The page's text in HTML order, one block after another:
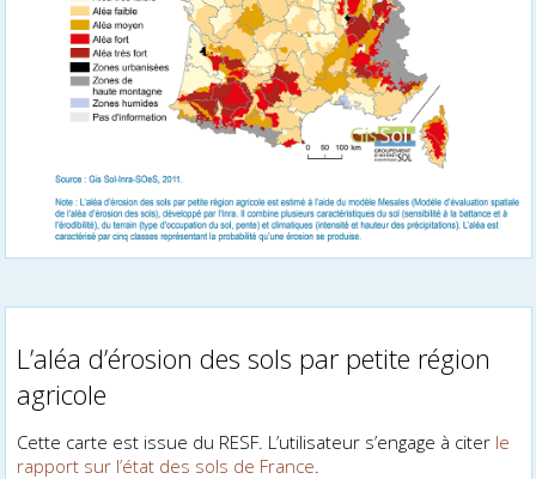
L’aléa d’érosion des sols par petite région
agricole
Cette carte est issue du RESF. L’utilisateur s’engage à citer le
rapport sur l’état des sols de France